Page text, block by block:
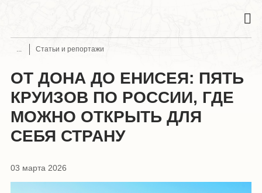
Статьи и репортажи
ОТ ДОНА ДО ЕНИСЕЯ: ПЯТЬ
КРУИЗОВ ПО РОССИИ, ГДЕ
МОЖНО ОТКРЫТЬ ДЛЯ
СЕБЯ СТРАНУ
03 марта 2026